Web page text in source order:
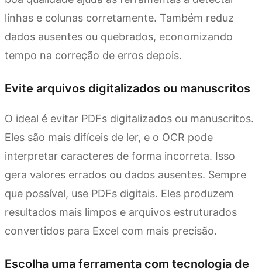
linhas e colunas corretamente. Também reduz
dados ausentes ou quebrados, economizando
tempo na correção de erros depois.
Evite arquivos digitalizados ou manuscritos
O ideal é evitar PDFs digitalizados ou manuscritos.
Eles são mais difíceis de ler, e o OCR pode
interpretar caracteres de forma incorreta. Isso
gera valores errados ou dados ausentes. Sempre
que possível, use PDFs digitais. Eles produzem
resultados mais limpos e arquivos estruturados
convertidos para Excel com mais precisão.
Escolha uma ferramenta com tecnologia de